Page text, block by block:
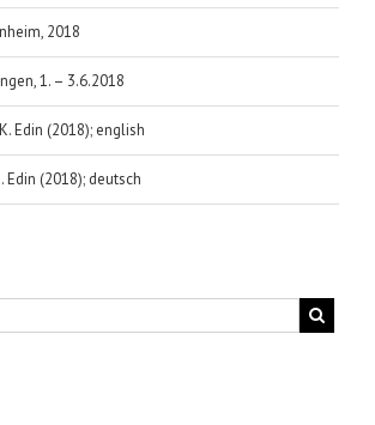
2018
1. – 3.6.2018
Edin (2018); english
Edin (2018); deutsch